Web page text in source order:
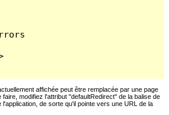
affichée peut être remplacée par une page
modifiez l'attribut "defaultRedirect" de la balise de
de sorte qu'il pointe vers une URL de la